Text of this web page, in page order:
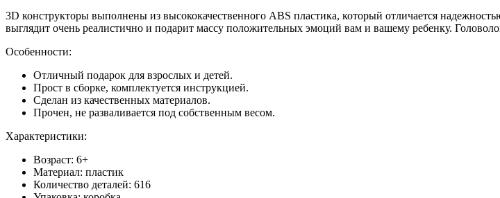
3D конструкторы выполнены из высококачественного ABS пластика, который отличается
выглядит очень реалистично и подарит массу положительных эмоций вам и вашему ребенку.
Особенности:
Отличный подарок для взрослых и детей.
Прост в сборке, комплектуется инструкцией.
Сделан из качественных материалов.
Прочен, не разваливается под собственным весом.
Характеристики:
Возраст: 6+
Материал: пластик
Количество деталей: 616